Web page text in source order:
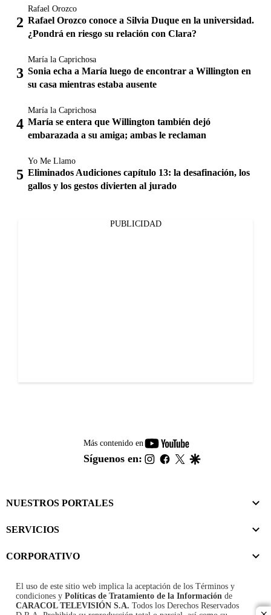
Rafael Orozco
Rafael Orozco conoce a Silvia Duque en la universidad.
¿Pondrá en riesgo su relación con Clara?
María la Caprichosa
Sonia echa a María luego de encontrar a Willington en
su casa mientras estaba ausente
María la Caprichosa
María se entera que Willington también dejó
embarazada a su amiga; ambas le reclaman
Yo Me Llamo
Eliminados Audiciones capítulo 13: la desafinación, los
gallos y los gestos divierten al jurado
PUBLICIDAD
Más contenido en
youtube-
footer
Síguenos en: instagram
facebook
twitter
NUESTROS PORTALES
SERVICIOS
CORPORATIVO
El uso de este sitio web implica la aceptación de los Términos y
condiciones y Políticas de Tratamiento de la Información de
CARACOL TELEVISIÓN S.A. Todos los Derechos Reservados